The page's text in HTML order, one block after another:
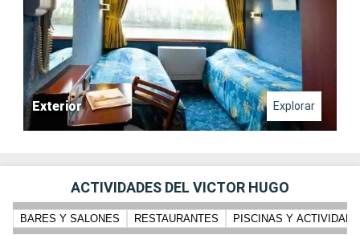
Exterior Explorar
ACTIVIDADES DEL VICTOR HUGO
BARES Y SALONES RESTAURANTES PISCINAS Y